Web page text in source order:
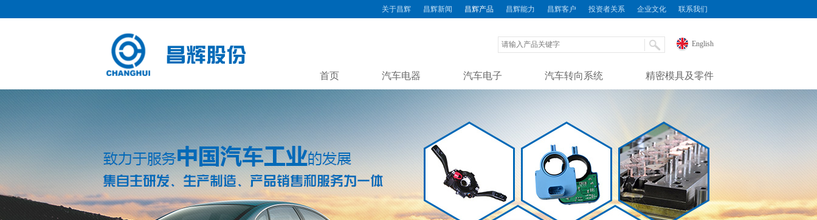
关于昌辉 昌辉新闻 昌辉产品 昌辉能力 昌辉客户 投资者关系 企业文化 联系我们
English
首页 汽车电器 汽车电子 汽车转向系统 精密模具及零件